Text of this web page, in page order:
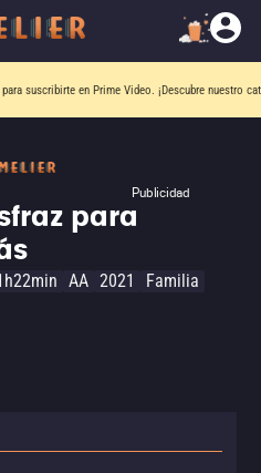
suscribirte en Prime Video. ¡Descubre nuestro
Publicidad
para
AA 2021 Familia